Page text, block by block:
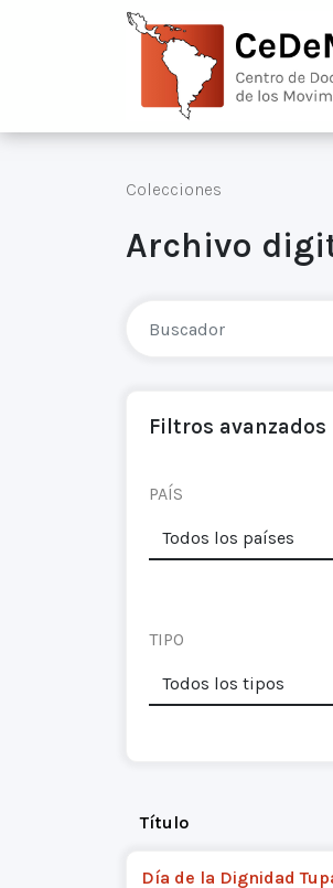
Colecciones
Archivo
Filtros avanzados
PAÍS
TIPO
Título
Día de la Dignidad